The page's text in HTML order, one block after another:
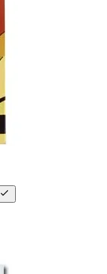
